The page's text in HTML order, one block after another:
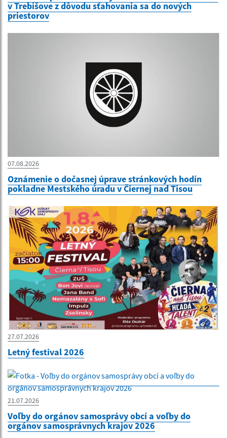
v Trebišove z dôvodu sťahovania sa do nových
priestorov
07.08.2026
Oznámenie o dočasnej úprave stránkových hodín
pokladne Mestského úradu v Čiernej nad Tisou
27.07.2026
Letný festival 2026
21.07.2026
Voľby do orgánov samosprávy obcí a voľby do
orgánov samosprávnych krajov 2026